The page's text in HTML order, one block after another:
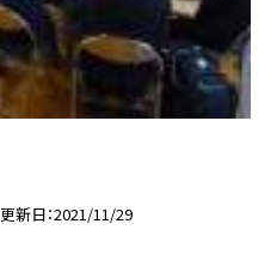
更新日 2021/11/29